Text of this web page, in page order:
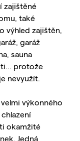
zajištěné
také
výhled zajištěn,
garáž
sauna
protože
nevyužít.
výkonného
okamžité
Jedná